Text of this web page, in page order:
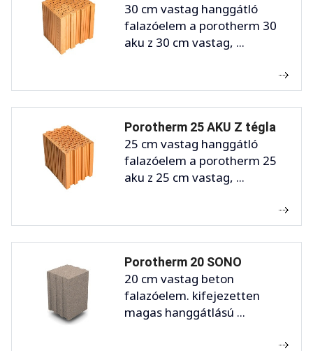
30 cm vastag hanggátló
falazóelem a porotherm 30
aku z 30 cm vastag, ...
Porotherm 25 AKU Z tégla
25 cm vastag hanggátló
falazóelem a porotherm 25
aku z 25 cm vastag, ...
Porotherm 20 SONO
20 cm vastag beton
falazóelem. kifejezetten
magas hanggátlású ...